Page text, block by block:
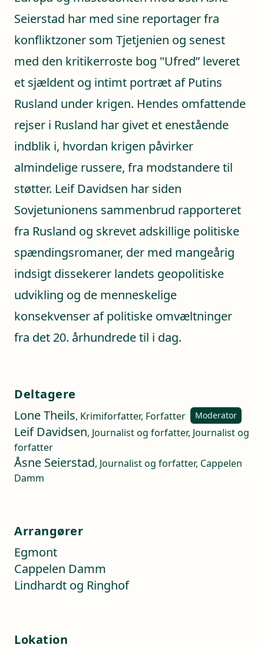
Seierstad har med sine reportager fra
konfliktzoner som Tjetjenien og senest
med den kritikerroste bog "Ufred” leveret
et sjældent og intimt portræt af Putins
Rusland under krigen. Hendes omfattende
rejser i Rusland har givet et enestående
indblik i, hvordan krigen påvirker
almindelige russere, fra modstandere til
støtter. Leif Davidsen har siden
Sovjetunionens sammenbrud rapporteret
fra Rusland og skrevet adskillige politiske
spændingsromaner, der med mangeårig
indsigt dissekerer landets geopolitiske
udvikling og de menneskelige
konsekvenser af politiske omvæltninger
fra det 20. århundrede til i dag.
Deltagere
Lone Theils, Krimiforfatter, Forfatter Moderator
Leif Davidsen, Journalist og forfatter, Journalist og
forfatter
Åsne Seierstad, Journalist og forfatter, Cappelen
Damm
Arrangører
Egmont
Cappelen Damm
Lindhardt og Ringhof
Lokation